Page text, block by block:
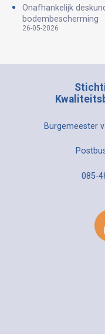
Onafhankelijk
bodembescherming
26-05-2026
Burgemeester
085-